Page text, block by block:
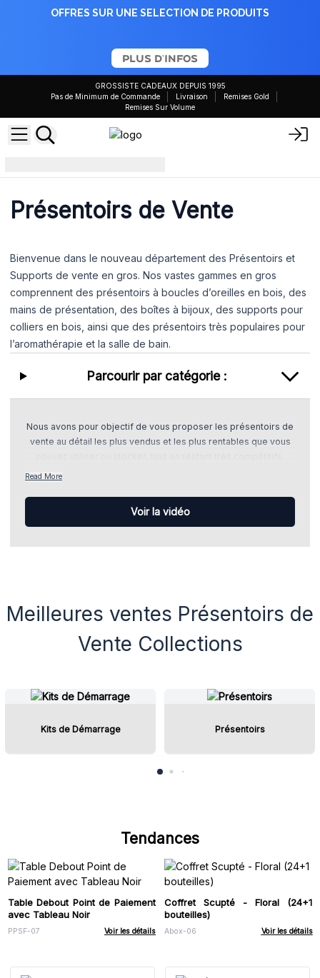
OFFRES SUR UNE SELECTION DE PRODUITS
PLUS D'INFOS
GROSSISTE CADEAUX DEPUIS 1995
Pas de Minimum de Commande
Livraison
Remises Gold
Remises Sur Volume
Présentoirs de Vente
Bienvenue dans le nouveau département des Présentoirs et
Supports de vente en gros. Nos vastes gammes en gros
comprennent des présentoirs à boucles d’oreilles en bois, des
mains de présentation, des boîtes à bijoux, des supports pour
colliers en bois, ainsi que des présentoirs très populaires pour
l’aromathérapie et la salle de bain.
Parcourir par catégorie :
Nous avons pour objectif de vous proposer les présentoirs de
vente au détail les plus vendus et les plus rentables que vous
Read More
Voir la vidéo
Meilleures ventes Présentoirs de
Vente Collections
Kits de Démarrage Présentoirs
Tendances
Table Debout Point de Paiement
avec Tableau Noir
PPSF-07 Voir les détails
Coffret Scupté - Floral (24+1
bouteilles)
Abox-06 Voir les détails